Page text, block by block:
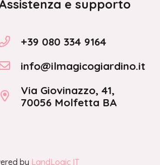
e supporto
+39 080 334 9164
info@ilmagicogiardino.it
Via Giovinazzo, 41,
70056 Molfetta BA
by LandLogic IT